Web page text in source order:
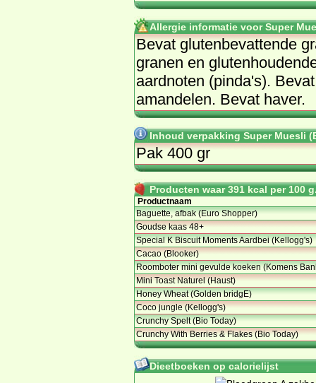
Allergie informatie voor Super
Be­vat glu­ten­be­vat­ten­de
gra­nen en
aard­no­ten (pin­da's).
aman­de­len. Be­vat ha­ver.
Inhoud verpakking Super Muesli
Pak 400 gr
Producten waar 391 kcal per 100
Productnaam
Baguette, afbak (Euro Shopper)
Goudse kaas 48+
Special K Biscuit Moments Aardbei (Kellogg's)
Cacao (Blooker)
Roomboter mini gevulde koeken (Komens
Mini Toast Naturel (Haust)
Honey Wheat (Golden bridgE)
Coco jungle (Kellogg's)
Crunchy Spelt (Bio Today)
Crunchy With Berries & Flakes (Bio Today)
Dieetboeken op calorielijst